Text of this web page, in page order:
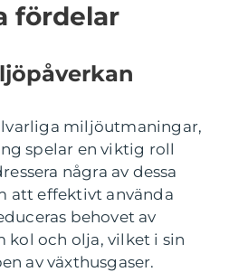
fördelar
miljöutmaningar,
spelar en viktig roll
några av dessa
att effektivt använda
behovet av
kol och olja, vilket i sin
av växthusgaser.